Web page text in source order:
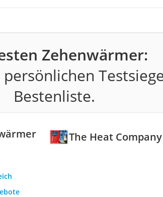
Zehenwärmer:
Bestenliste.
The Heat